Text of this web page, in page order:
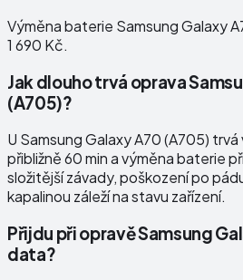
Výměna baterie Samsung Galaxy
1 690 Kč.
Jak dlouho trvá oprava
(A705)?
U Samsung Galaxy A70 (A705)
přibližně 60 min a výměna baterie
složitější závady, poškození po
kapalinou záleží na stavu zařízení.
Přijdu při opravě Samsung
data?